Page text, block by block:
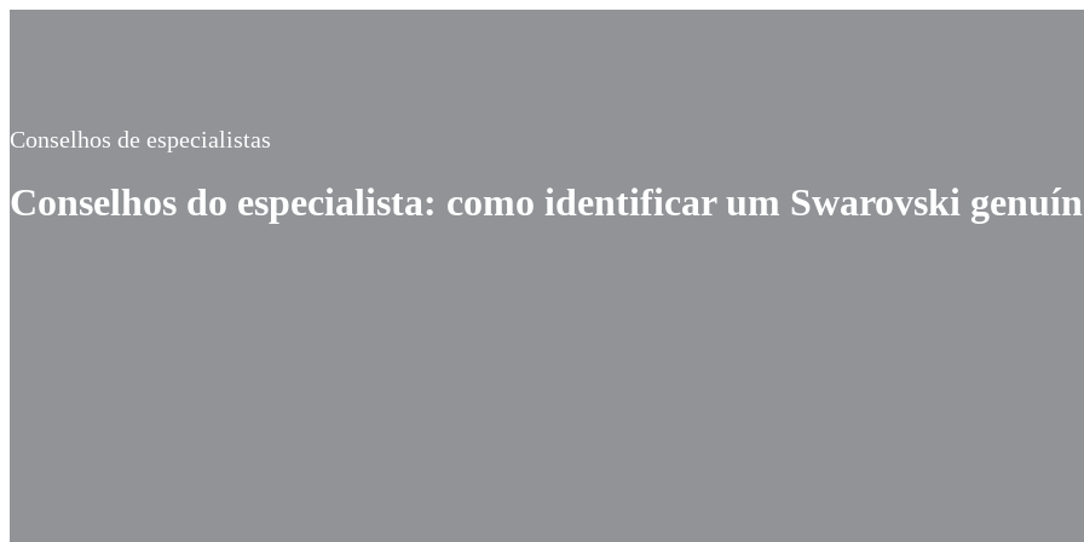
Conselhos de especialistas
Conselhos do especialista: como identificar um Swarovski